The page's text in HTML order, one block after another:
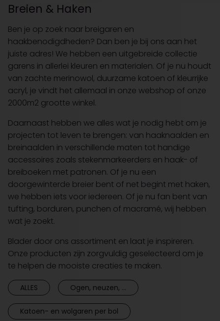
Breien & Haken
Ben je op zoek naar breigaren en
haakbenodigdheden? Dan ben je bij ons aan het
juiste adres! We hebben een uitgebreide collectie
garens in allerlei kleuren en materialen. Of je nu houdt
van zachte merinowol, duurzame katoen of kleurrijke
acryl, je vindt het allemaal in onze webshop of onze
2000m2 grootte winkel.
Daarnaast hebben we alles wat je nodig hebt om je
projecten tot leven te brengen: van haaknaalden en
breinaalden in verschillende maten tot handige
accessoires zoals stekenmarkeerders en haak- of
breiboeken met patronen. Of je nu een
doorgewinterde breier bent of net begint met haken,
we hebben iets voor iedereen. Of je nu fan bent van
tufting, borduren, punchen of macramé, wij hebben
wat je zoekt.
Blader door ons assortiment en laat je inspireren.
Onze producten zijn zorgvuldig geselecteerd om je
te helpen de mooiste creaties te maken.
ALLES Ogen, neuzen, ...
Katoen- en wolgaren per bol